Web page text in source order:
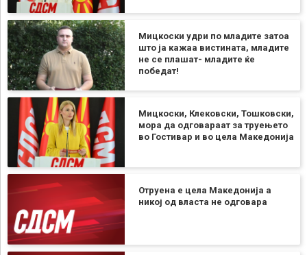
Мицкоски удри по младите затоа
што ја кажаа вистината, младите
не се плашат- младите ќе
победат!
Мицкоски, Клековски, Тошковски,
мора да одговараат за труењето
во Гостивар и во цела Македонија
Отруена е цела Македонија а
никој од власта не одговара